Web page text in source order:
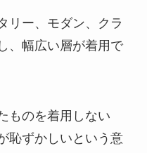
リー、モダン、クラ
、幅広い層が着用で
ものを着用しない
恥ずかしいという意